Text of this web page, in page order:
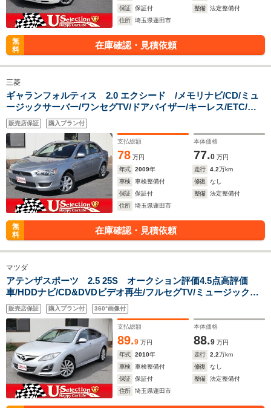
保証
保証付 整備
法定整備付
住所
埼玉県蓮田市
無
料
在庫確認・見積依頼
三菱
ギャランフォルティス 2.0 エクシード /メモリナビ/CD/ミュ
ージックサーバー/ワンセグTV/ドアバイザー/キーレス/ETC/ス
ポーツモード付AT/オークション評価4.5点高評価車
販売店保証 購入プラン付
支払総額
78 万円
本体価格
77.0 万円
年式
2009年 走行 4.2万km
車検
車検整備付 修復
なし
保証
保証付 整備
法定整備付
住所
埼玉県蓮田市
無
料
在庫確認・見積依頼
マツダ
アテンザスポーツ 2.5 25S オークション評価4.5点高評価
車/HDDナビ/CD&DVDビデオ再生/フルセグTV/ミュージックサ
ーバー/スマートキー/キセノン/ETC/スポーツモード付AT/クル
コン/パドルシフト/純正アルミ/リアスポ/BOSEサウンド
販売店保証 購入プラン付 360°画像付
支払総額
89.9 万円
本体価格
88.9 万円
年式
2010年 走行 2.2万km
車検
車検整備付 修復
なし
保証
保証付 整備
法定整備付
住所
埼玉県蓮田市